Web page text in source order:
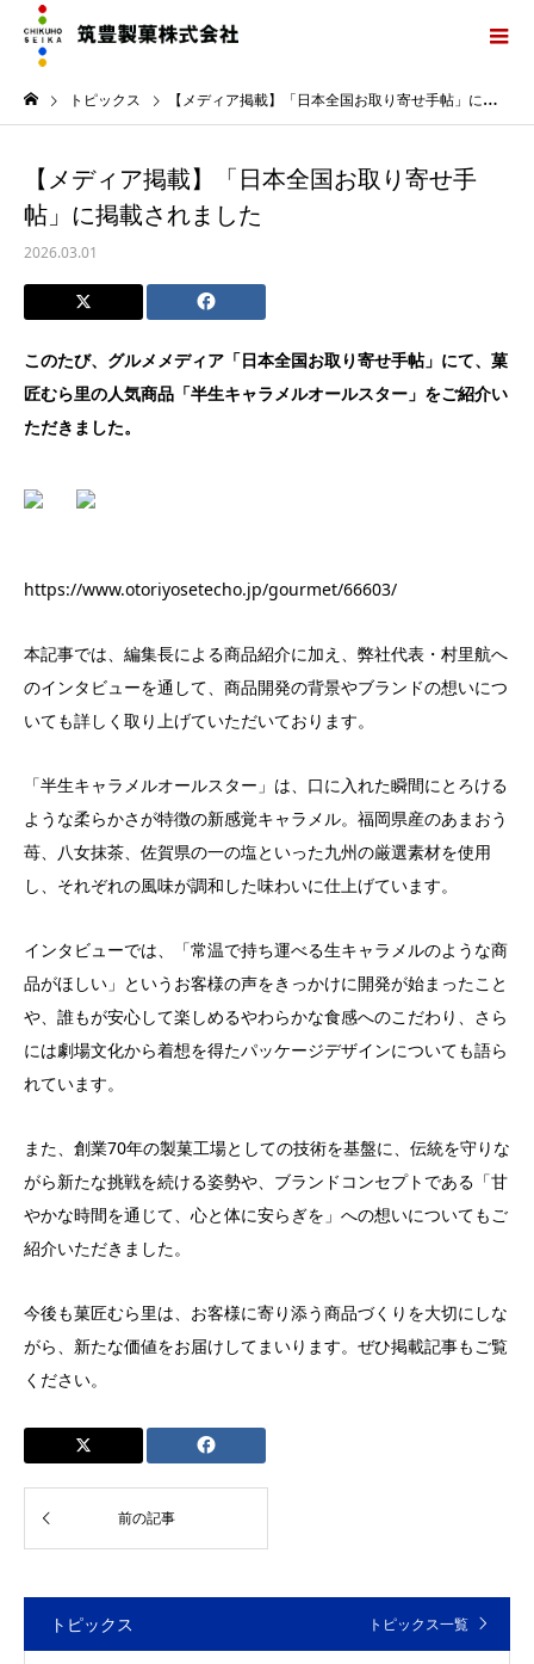
トピックス 【メディア掲載】「日本全国お取り寄せ手帖」に掲載されました
【メディア掲載】「日本全国お取り寄せ手
帖」に掲載されました
2026.03.01
このたび、グルメメディア「日本全国お取り寄せ手帖」にて、菓
匠むら里の人気商品「半生キャラメルオールスター」をご紹介い
ただきました。
https://www.otoriyosetecho.jp/gourmet/66603/
本記事では、編集長による商品紹介に加え、弊社代表・村里航へ
のインタビューを通して、商品開発の背景やブランドの想いにつ
いても詳しく取り上げていただいております。
「半生キャラメルオールスター」は、口に入れた瞬間にとろける
ような柔らかさが特徴の新感覚キャラメル。福岡県産のあまおう
苺、八女抹茶、佐賀県の一の塩といった九州の厳選素材を使用
し、それぞれの風味が調和した味わいに仕上げています。
インタビューでは、「常温で持ち運べる生キャラメルのような商
品がほしい」というお客様の声をきっかけに開発が始まったこと
や、誰もが安心して楽しめるやわらかな食感へのこだわり、さら
には劇場文化から着想を得たパッケージデザインについても語ら
れています。
また、創業70年の製菓工場としての技術を基盤に、伝統を守りな
がら新たな挑戦を続ける姿勢や、ブランドコンセプトである「甘
やかな時間を通じて、心と体に安らぎを」への想いについてもご
紹介いただきました。
今後も菓匠むら里は、お客様に寄り添う商品づくりを大切にしな
がら、新たな価値をお届けしてまいります。ぜひ掲載記事もご覧
ください。
トピックス トピックス一覧